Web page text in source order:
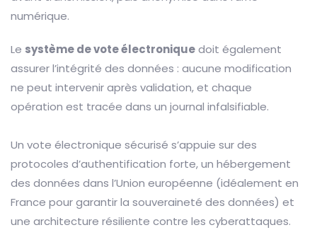
numérique.
Le système de vote électroniquedoit également
assurer l’intégrité des données : aucune modification
ne peut intervenir après validation, et chaque
opération est tracée dans un journal infalsifiable.
Un vote électronique sécurisé s’appuie sur des
protocoles d’authentification forte, un hébergement
des données dans l’Union européenne (idéalement en
France pour garantir la souveraineté des données) et
une architecture résiliente contre les cyberattaques.